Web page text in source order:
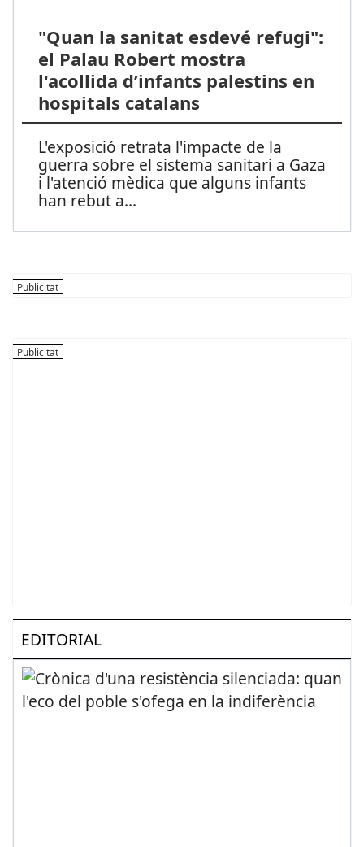
"Quan la sanitat esdevé refugi":
el Palau Robert mostra
l'acollida d’infants palestins en
hospitals catalans
L'exposició retrata l'impacte de la
guerra sobre el sistema sanitari a Gaza
i l'atenció mèdica que alguns infants
han rebut a...
EDITORIAL